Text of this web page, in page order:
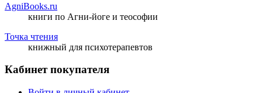
AgniBooks.ru
книги по Агни-йоге и теософии
Точка чтения
книжный для психотерапевтов
Кабинет покупателя